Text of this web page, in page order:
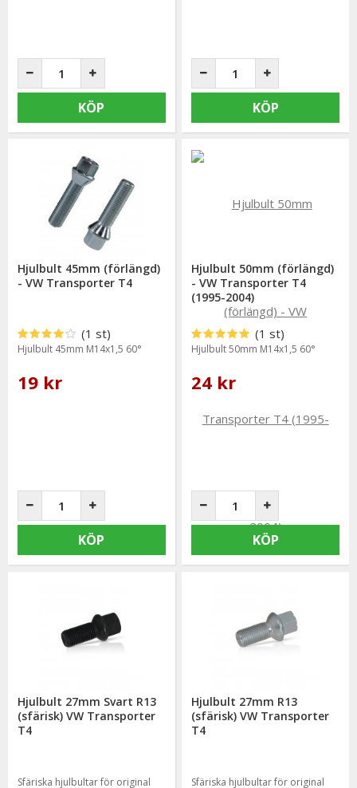
KÖP KÖP
Hjulbult 45mm (förlängd)
- VW Transporter T4
(1 st)
Hjulbult 45mm M14x1,5 60°
19 kr
KÖP
Hjulbult 50mm (förlängd)
- VW Transporter T4
(1995-2004)
(1 st)
Hjulbult 50mm M14x1,5 60°
24 kr
KÖP
Hjulbult 27mm Svart R13
(sfärisk) VW Transporter
T4
Sfäriska hjulbultar för original
Hjulbult 27mm R13
(sfärisk) VW Transporter
T4
Sfäriska hjulbultar för original